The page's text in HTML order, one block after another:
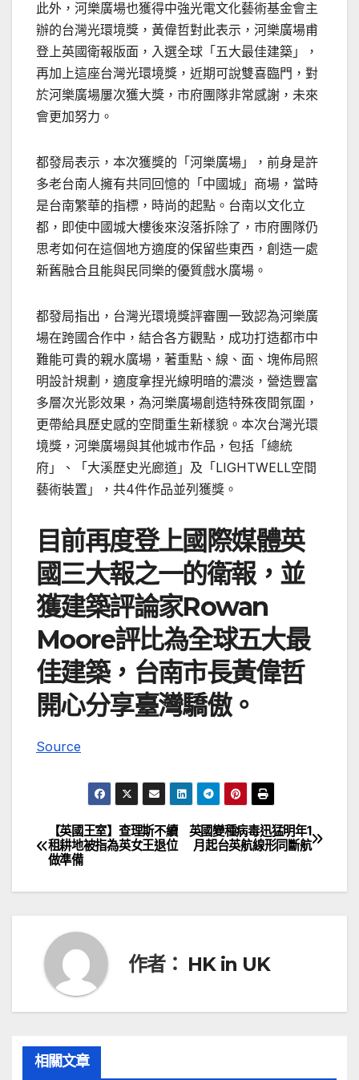
此外，河樂廣場也獲得中強光電文化藝術基金會主
辦的台灣光環境獎，黃偉哲對此表示，河樂廣場甫
登上英國衛報版面，入選全球「五大最佳建築」，
再加上這座台灣光環境獎，近期可說雙喜臨門，對
於河樂廣場屢次獲大獎，市府團隊非常感謝，未來
會更加努力。
都發局表示，本次獲獎的「河樂廣場」，前身是許
多老台南人擁有共同回憶的「中國城」商場，當時
是台南繁華的指標，時尚的起點。台南以文化立
都，即使中國城大樓後來沒落拆除了，市府團隊仍
思考如何在這個地方適度的保留些東西，創造一處
新舊融合且能與民同樂的優質戲水廣場。
都發局指出，台灣光環境獎評審團一致認為河樂廣
場在跨國合作中，結合各方觀點，成功打造都市中
難能可貴的親水廣場，著重點、線、面、塊佈局照
明設計規劃，適度拿捏光線明暗的濃淡，營造豐富
多層次光影效果，為河樂廣場創造特殊夜間氛圍，
更帶給具歷史感的空間重生新樣貌。本次台灣光環
境獎，河樂廣場與其他城市作品，包括「總統
府」、「大溪歷史光廊道」及「LIGHTWELL空間
藝術裝置」，共4件作品並列獲獎。
目前再度登上國際媒體英
國三大報之一的衛報，並
獲建築評論家Rowan
Moore評比為全球五大最
佳建築，台南市長黃偉哲
開心分享臺灣驕傲。
Source
文
章
覽
英國變種病毒迅猛明年1
月起台英航線形同斷航
【英國王室】查理斯不續
租耕地被指為英女王退位
做準備
作者： HK in UK
相關文章